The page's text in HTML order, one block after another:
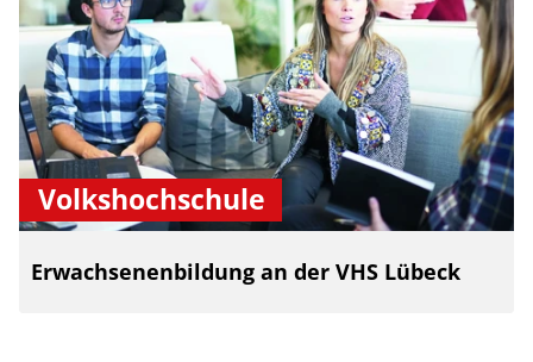
Volkshochschule
Erwachsenenbildung an der VHS Lübeck